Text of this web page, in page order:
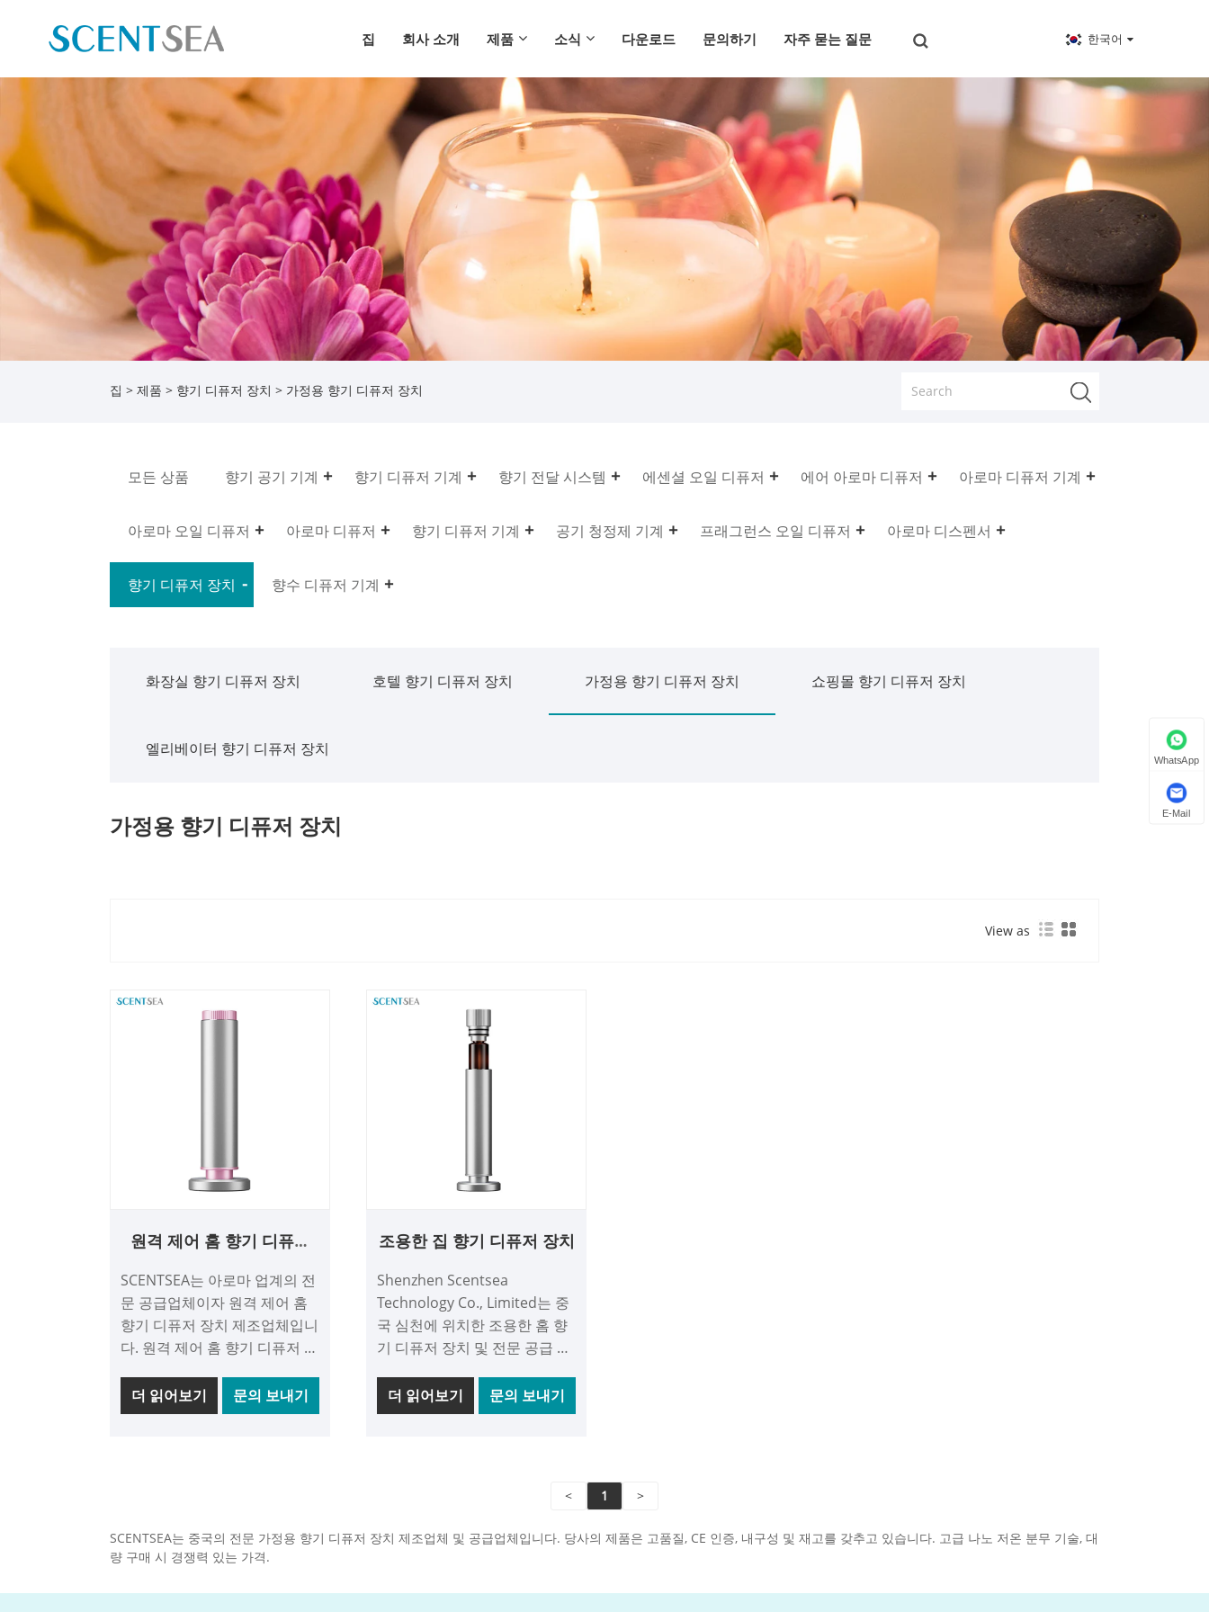
집 회사 소개 제품 소식 다운로드 문의하기 자주 묻는 질문 한국어
집 > 제품 > 향기 디퓨저 장치 > 가정용 향기 디퓨저 장치
모든 상품 향기 공기 기계 향기 디퓨저 기계 향기 전달 시스템 에센셜 오일 디퓨저 에어 아로마 디퓨저 아로마 디퓨저 기계
아로마 오일 디퓨저 아로마 디퓨저 향기 디퓨저 기계 공기 청정제 기계 프래그런스 오일 디퓨저 아로마 디스펜서
향기 디퓨저 장치 향수 디퓨저 기계
화장실 향기 디퓨저 장치 호텔 향기 디퓨저 장치 가정용 향기 디퓨저 장치 쇼핑몰 향기 디퓨저 장치
엘리베이터 향기 디퓨저 장치
가정용 향기 디퓨저 장치
View as
원격 제어 홈 향기 디퓨저
SCENTSEA는 아로마 업계의 전
문 공급업체이자 원격 제어 홈
향기 디퓨저 장치 제조업체입니
다. 원격 제어 홈 향기 디퓨저 장
을 특징으로 하는 전체 알루미
늄 합금 스마트 아로마 디퓨저
어 소음 수준 <30db에서 조용
있습니다.
더 읽어보기 문의 보내기
조용한 집 향기 디퓨저 장치
Shenzhen Scentsea
Technology Co., Limited는 중
국 심천에 위치한 조용한 홈 향
기 디퓨저 장치 및 전문 공급 업
로마 솔루션을 전문으로 해왔습
니다. S02는 알루미늄 외관과
고 있습니다. 우리는 중국에서
를 기대하고 있습니다.
더 읽어보기 문의 보내기
< 1 >
SCENTSEA는 중국의 전문 가정용 향기 디퓨저 장치 제조업체 및 공급업체입니다. 당사의 제품은 고품질, CE 인증, 내구성 및 재고를 갖추고 있습니다. 고급 나노 저온 분무 기술, 대
량 구매 시 경쟁력 있는 가격.
WhatsApp
E-Mail